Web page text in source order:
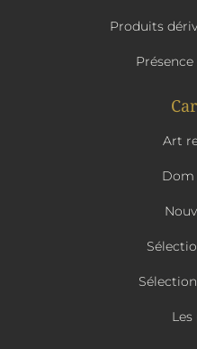
Produits
Art
Dom
Les